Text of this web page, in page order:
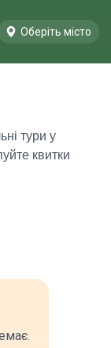
Оберіть місто
тури у
квитки